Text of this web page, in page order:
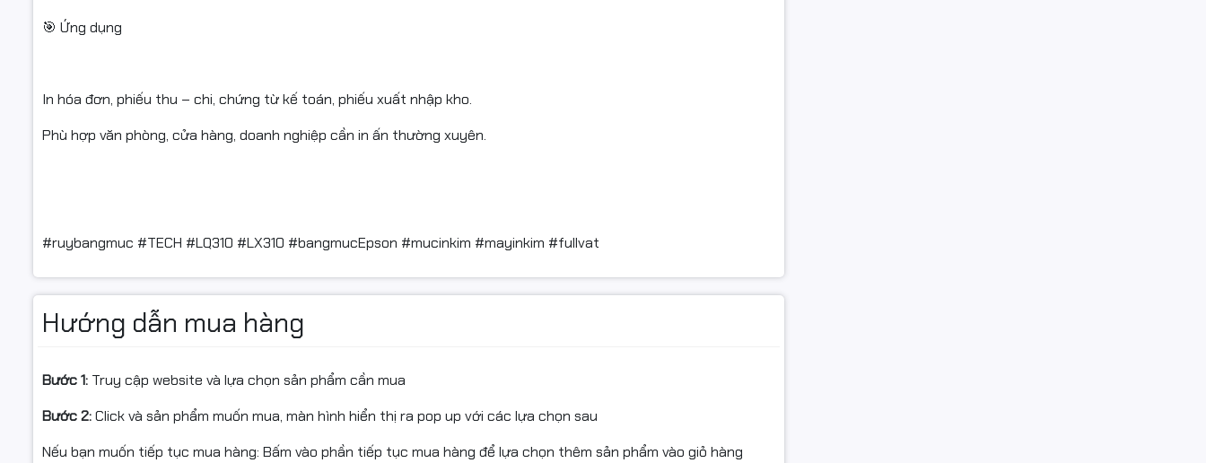
🎯 Ứng dụng
In hóa đơn, phiếu thu – chi, chứng từ kế toán, phiếu xuất nhập kho.
Phù hợp văn phòng, cửa hàng, doanh nghiệp cần in ấn thường xuyên.
#ruybangmuc #TECH #LQ310 #LX310 #bangmucEpson #mucinkim #mayinkim #fullvat
Hướng dẫn mua hàng
Bước 1: Truy cập website và lựa chọn sản phẩm cần mua
Bước 2:Click và sản phẩm muốn mua, màn hình hiển thị ra pop up với các lựa chọn sau
Nếu bạn muốn tiếp tục mua hàng: Bấm vào phần tiếp tục mua hàng để lựa chọn thêm sản phẩm vào giỏ hàng